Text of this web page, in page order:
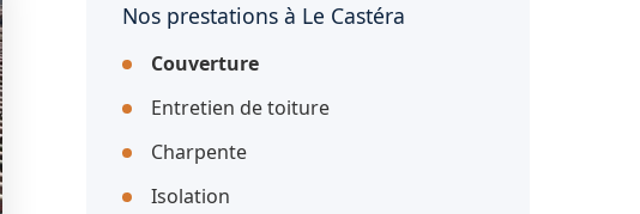
Nos prestations à Le Castéra
Couverture
Entretien de toiture
Charpente
Isolation